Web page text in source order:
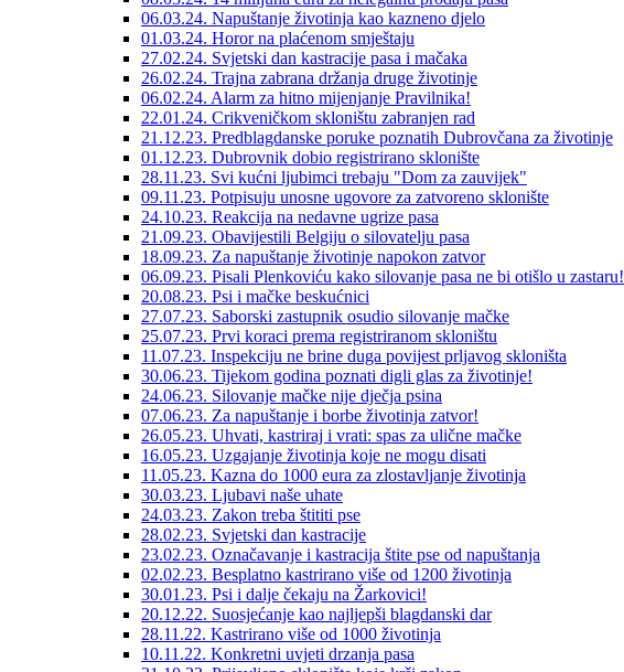
06.03.24. Napuštanje životinja kao kazneno djelo
01.03.24. Horor na plaćenom smještaju
27.02.24. Svjetski dan kastracije pasa i mačaka
26.02.24. Trajna zabrana držanja druge životinje
06.02.24. Alarm za hitno mijenjanje Pravilnika!
22.01.24. Crikveničkom skloništu zabranjen rad
21.12.23. Predblagdanske poruke poznatih Dubrovčana za životinje
01.12.23. Dubrovnik dobio registrirano sklonište
28.11.23. Svi kućni ljubimci trebaju "Dom za zauvijek"
09.11.23. Potpisuju unosne ugovore za zatvoreno sklonište
24.10.23. Reakcija na nedavne ugrize pasa
21.09.23. Obavijestili Belgiju o silovatelju pasa
18.09.23. Za napuštanje životinje napokon zatvor
06.09.23. Pisali Plenkoviću kako silovanje pasa ne bi otišlo u zastaru!
20.08.23. Psi i mačke beskućnici
27.07.23. Saborski zastupnik osudio silovanje mačke
25.07.23. Prvi koraci prema registriranom skloništu
11.07.23. Inspekciju ne brine duga povijest prljavog skloništa
30.06.23. Tijekom godina poznati digli glas za životinje!
24.06.23. Silovanje mačke nije dječja psina
07.06.23. Za napuštanje i borbe životinja zatvor!
26.05.23. Uhvati, kastriraj i vrati: spas za ulične mačke
16.05.23. Uzgajanje životinja koje ne mogu disati
11.05.23. Kazna do 1000 eura za zlostavljanje životinja
30.03.23. Ljubavi naše uhate
24.03.23. Zakon treba štititi pse
28.02.23. Svjetski dan kastracije
23.02.23. Označavanje i kastracija štite pse od napuštanja
02.02.23. Besplatno kastrirano više od 1200 životinja
30.01.23. Psi i dalje čekaju na Žarkovici!
20.12.22. Suosjećanje kao najljepši blagdanski dar
28.11.22. Kastrirano više od 1000 životinja
10.11.22. Konkretni uvjeti drzanja pasa